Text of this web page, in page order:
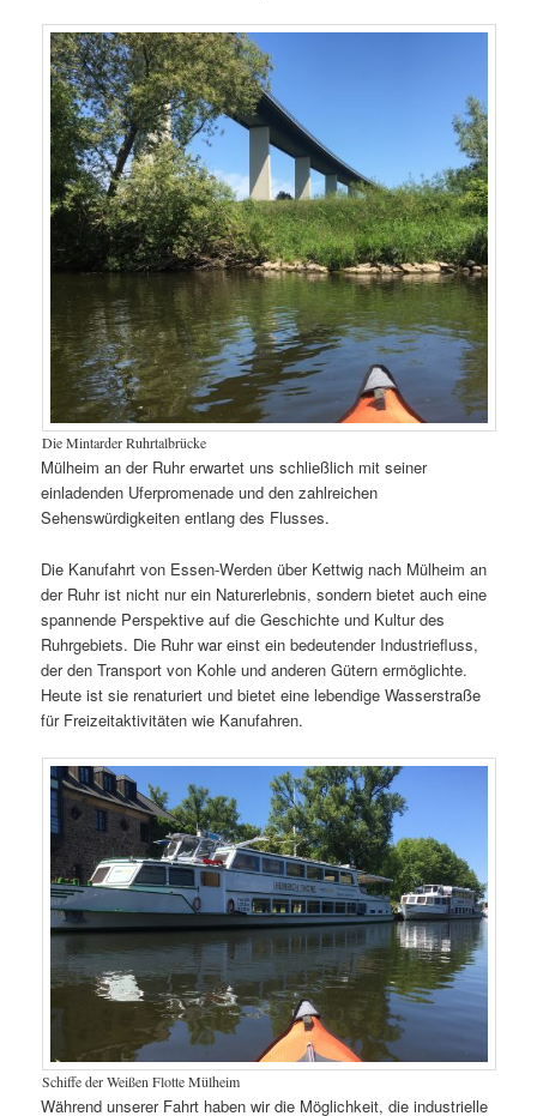
Die Mintarder Ruhrtalbrücke
Mülheim an der Ruhr erwartet uns schließlich mit seiner
einladenden Uferpromenade und den zahlreichen
Sehenswürdigkeiten entlang des Flusses.
Die Kanufahrt von Essen-Werden über Kettwig nach Mülheim an
der Ruhr ist nicht nur ein Naturerlebnis, sondern bietet auch eine
spannende Perspektive auf die Geschichte und Kultur des
Ruhrgebiets. Die Ruhr war einst ein bedeutender Industriefluss,
der den Transport von Kohle und anderen Gütern ermöglichte.
Heute ist sie renaturiert und bietet eine lebendige Wasserstraße
für Freizeitaktivitäten wie Kanufahren.
Schiffe der Weißen Flotte Mülheim
Während unserer Fahrt haben wir die Möglichkeit, die industrielle